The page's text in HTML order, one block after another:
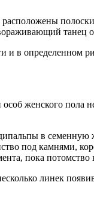
расположены
танец
и в определенном
женского пола
в семенную
под камнями,
пока потомство
линек